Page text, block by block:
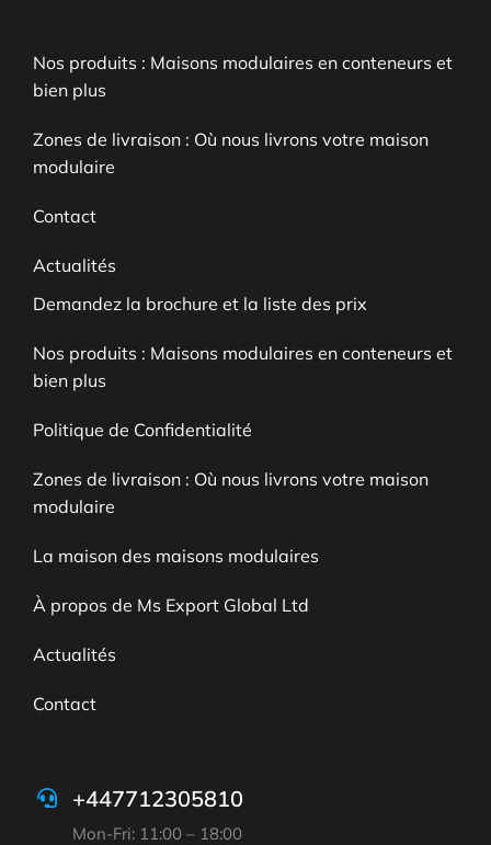
Nos produits : Maisons modulaires en conteneurs et
bien plus
Zones de livraison : Où nous livrons votre maison
modulaire
Contact
Actualités
Demandez la brochure et la liste des prix
Nos produits : Maisons modulaires en conteneurs et
bien plus
Politique de Confidentialité
Zones de livraison : Où nous livrons votre maison
modulaire
La maison des maisons modulaires
À propos de Ms Export Global Ltd
Actualités
Contact
+447712305810
Mon-Fri: 11:00 – 18:00